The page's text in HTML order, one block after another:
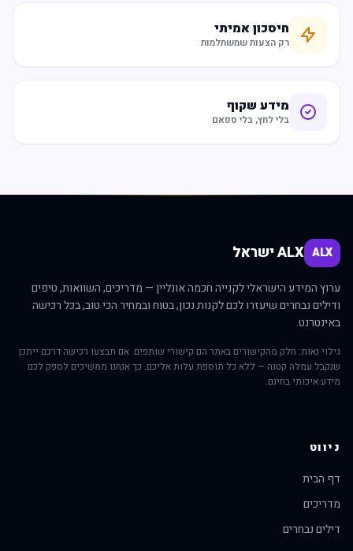
חיסכון אמיתי
רק הצעות שמשתלמות
מידע שקוף
בלי לחץ, בלי ספאם
ALX ALX ישראל
ערוץ המידע הישראלי לקנייה חכמה אונליין — מדריכים, השוואות, טיפים
ודילים נבחרים שיעזרו לכם לקנות נכון, בטוח ובמחיר הכי טוב, בכל רכישה
באינטרנט.
גילוי נאות: חלק מהקישורים באתר הם קישורי שותפים. אם תבצעו רכישה דרכם ייתכן
שנקבל עמלה קטנה — ללא כל תוספת עלות אליכם. כך אנחנו ממשיכים לספק לכם
מידע איכותי בחינם.
ניווט
דף הבית
מדריכים
דילים נבחרים